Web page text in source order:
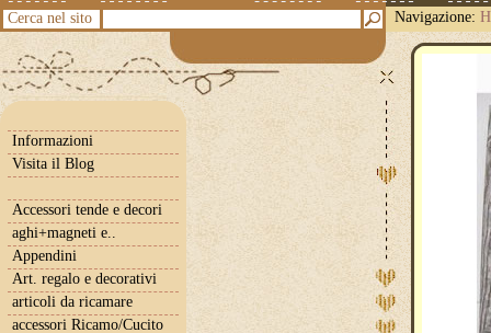
Cerca nel sito Navigazione:
Informazioni
Visita il Blog
Accessori tende e decori
aghi+magneti e..
Appendini
Art. regalo e decorativi
articoli da ricamare
accessori Ricamo/Cucito